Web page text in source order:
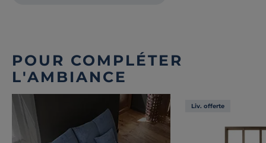
POUR COMPLÉTER
L'AMBIANCE
Liv. offerte